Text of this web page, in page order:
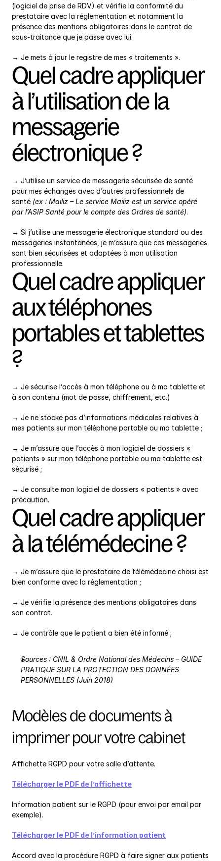
(logiciel de prise de RDV) et vérifie la conformité du
prestataire avec la réglementation et notamment la
présence des mentions obligatoires dans le contrat de
sous-traitance que je passe avec lui.
→ Je mets à jour le registre de mes « traitements ».
Quel cadre appliquer
à l’utilisation de la
messagerie
électronique ?
→ J’utilise un service de messagerie sécurisée de santé
pour mes échanges avec d’autres professionnels de
santé (ex : Mailiz – Le service Mailiz est un service opéré
par l’ASIP Santé pour le compte des Ordres de santé).
→ Si j’utilise une messagerie électronique standard ou des
messageries instantanées, je m’assure que ces messageries
sont bien sécurisées et adaptées à mon utilisation
professionnelle.
Quel cadre appliquer
aux téléphones
portables et tablettes
?
→ Je sécurise l’accès à mon téléphone ou à ma tablette et
à son contenu (mot de passe, chiffrement, etc.)
→ Je ne stocke pas d’informations médicales relatives à
mes patients sur mon téléphone portable ou ma tablette ;
→ Je m’assure que l’accès à mon logiciel de dossiers «
patients » sur mon téléphone portable ou ma tablette est
sécurisé ;
→ Je consulte mon logiciel de dossiers « patients » avec
précaution.
Quel cadre appliquer
à la télémédecine ?
→ Je m’assure que le prestataire de télémédecine choisi est
bien conforme avec la réglementation ;
→ Je vérifie la présence des mentions obligatoires dans
son contrat.
→ Je contrôle que le patient a bien été informé ;
Sources : CNIL & Ordre National des Médecins – GUIDE
PRATIQUE SUR LA PROTECTION DES DONNÉES
PERSONNELLES (Juin 2018)
Modèles de documents à
imprimer pour votre cabinet
Affichette RGPD pour votre salle d’attente.
Télécharger le PDF de l’affichette
Information patient sur le RGPD (pour envoi par email par
exemple).
Télécharger le PDF de l’information patient
Accord avec la procédure RGPD à faire signer aux patients